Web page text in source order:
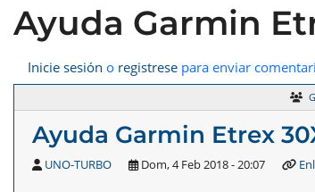
Ayuda Garmin
Inicie sesión o registrese para enviar
Ayuda Garmin Etrex
UNO-TURBO Dom, 4 Feb 2018 - 20:07